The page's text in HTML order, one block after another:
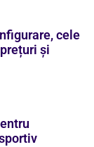
cele
și